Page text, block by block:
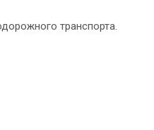
транспорта.